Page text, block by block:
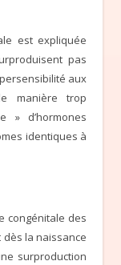
est expliquée
pas
aux
manière trop
» d’hormones
identiques à
congénitale des
la naissance
surproduction